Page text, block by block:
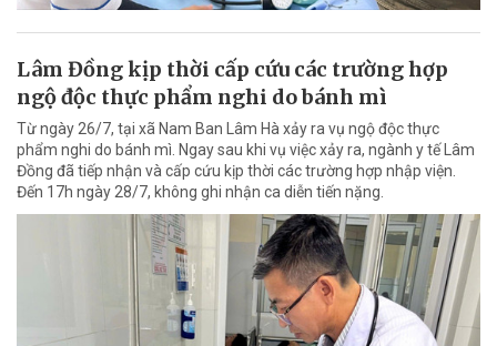
Lâm Đồng kịp thời cấp cứu các trường hợp
ngộ độc thực phẩm nghi do bánh mì
Từ ngày 26/7, tại xã Nam Ban Lâm Hà xảy ra vụ ngộ độc thực
phẩm nghi do bánh mì. Ngay sau khi vụ việc xảy ra, ngành y tế Lâm
Đồng đã tiếp nhận và cấp cứu kịp thời các trường hợp nhập viện.
Đến 17h ngày 28/7, không ghi nhận ca diễn tiến nặng.